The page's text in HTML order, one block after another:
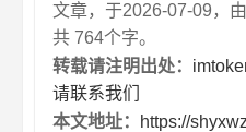
文章，于2026-07-09，由
共 764个字。
转载请注明出处：
请联系我们
本文地址：
https://